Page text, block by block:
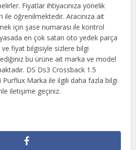
Fiyatlar ihtiyacınıza yönelik
ile öğrenilmektedir. Aracınıza ait
için şase numarası ile kontrol
en çok satan oto yedek parça
fiyat bilgisiyle sizlere bilgi
bu ürüne ait marka ve model
DS Ds3 Crossback 1.5
Marka ile ilgili daha fazla bilgi
iletişime geçiniz.